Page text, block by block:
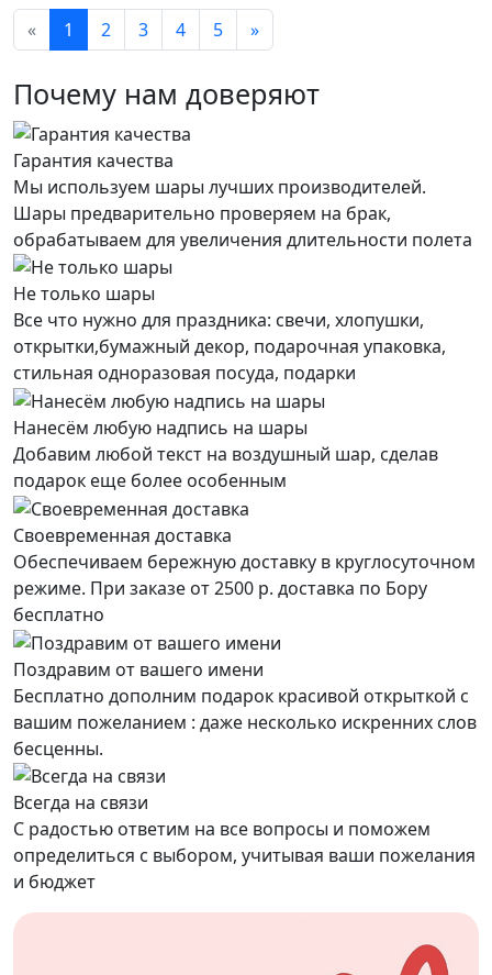
« 1 2 3 4 5 »
Почему нам доверяют
Гарантия качества
Мы используем шары лучших производителей.
Шары предварительно проверяем на брак,
обрабатываем для увеличения длительности полета
Не только шары
Все что нужно для праздника: свечи, хлопушки,
открытки,бумажный декор, подарочная упаковка,
стильная одноразовая посуда, подарки
Нанесём любую надпись на шары
Добавим любой текст на воздушный шар, сделав
подарок еще более особенным
Своевременная доставка
Обеспечиваем бережную доставку в круглосуточном
режиме. При заказе от 2500 р. доставка по Бору
бесплатно
Поздравим от вашего имени
Бесплатно дополним подарок красивой открыткой с
вашим пожеланием : даже несколько искренних слов
бесценны.
Всегда на связи
С радостью ответим на все вопросы и поможем
определиться с выбором, учитывая ваши пожелания
и бюджет